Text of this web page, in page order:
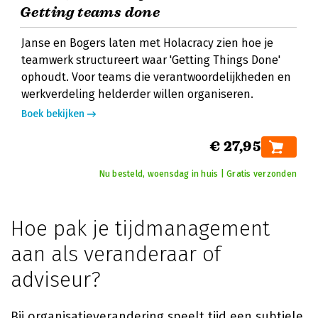
Getting teams done
Janse en Bogers laten met Holacracy zien hoe je
teamwerk structureert waar 'Getting Things Done'
ophoudt. Voor teams die verantwoordelijkheden en
werkverdeling helderder willen organiseren.
Boek bekijken
€ 27,95
Nu besteld, woensdag in huis | Gratis verzonden
Hoe pak je tijdmanagement
aan als veranderaar of
adviseur?